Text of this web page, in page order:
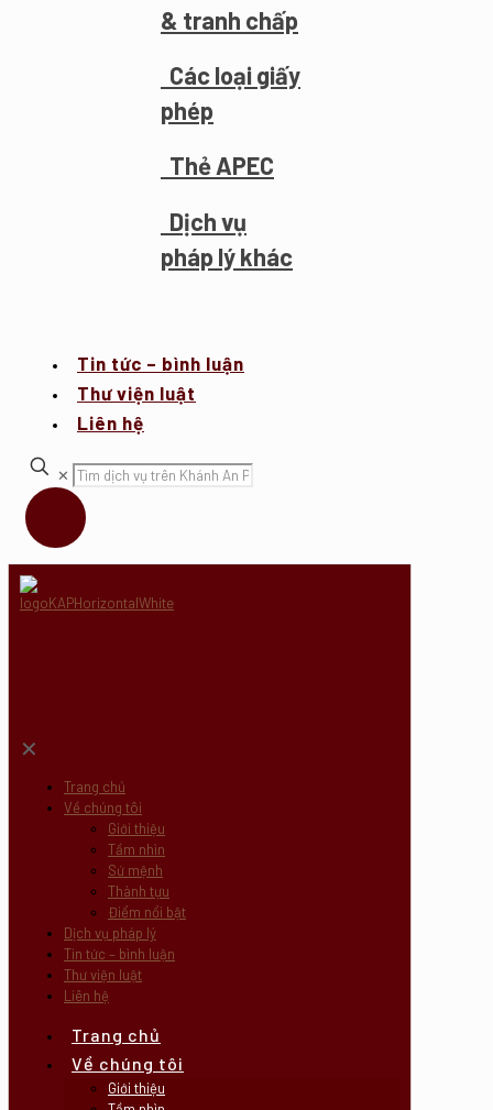
& tranh chấp
Các loại giấy
phép
Thẻ APEC
Dịch vụ
pháp lý khác
Tin tức – bình luận
Thư viện luật
Liên hệ
✕
✕
Trang chủ
Về chúng tôi
Giới thiệu
Tầm nhìn
Sứ mệnh
Thành tựu
Điểm nổi bật
Dịch vụ pháp lý
Tin tức – bình luận
Thư viện luật
Liên hệ
Trang chủ
Về chúng tôi
Giới thiệu